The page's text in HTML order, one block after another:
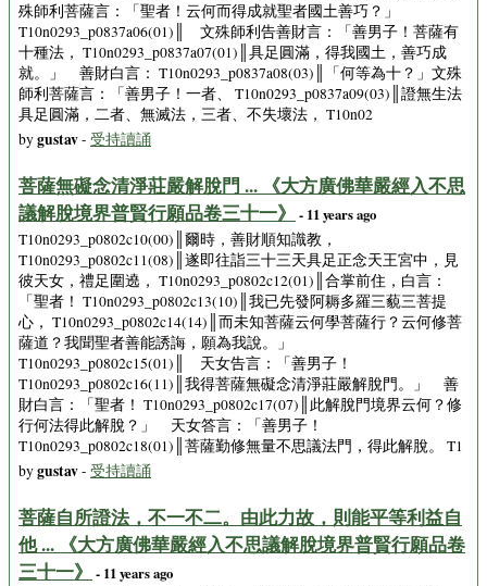
殊師利菩薩言：「聖者！云何而得成就聖者國土善巧？」
T10n0293_p0837a06(01)║ 文殊師利告善財言：「善男子！菩薩有
十種法， T10n0293_p0837a07(01)║具足圓滿，得我國土，善巧成
就。」 善財白言： T10n0293_p0837a08(03)║「何等為十？」文殊
師利菩薩言：「善男子！一者、 T10n0293_p0837a09(03)║證無生法
具足圓滿，二者、無滅法，三者、不失壞法， T10n02
bygustav- 受持讀誦
菩薩無礙念清淨莊嚴解脫門 ... 《大方廣佛華嚴經入不思
議解脫境界普賢行願品卷三十一》
- 11 years ago
T10n0293_p0802c10(00)║爾時，善財順知識教，
T10n0293_p0802c11(08)║遂即往詣三十三天具足正念天王宮中，見
彼天女，禮足圍遶， T10n0293_p0802c12(01)║合掌前住，白言：
「聖者！ T10n0293_p0802c13(10)║我已先發阿耨多羅三藐三菩提
心， T10n0293_p0802c14(14)║而未知菩薩云何學菩薩行？云何修菩
薩道？我聞聖者善能誘誨，願為我說。」
T10n0293_p0802c15(01)║ 天女告言：「善男子！
T10n0293_p0802c16(11)║我得菩薩無礙念清淨莊嚴解脫門。」 善
財白言：「聖者！ T10n0293_p0802c17(07)║此解脫門境界云何？修
行何法得此解脫？」 天女答言：「善男子！
T10n0293_p0802c18(01)║菩薩勤修無量不思議法門，得此解脫。 T1
bygustav- 受持讀誦
菩薩自所證法，不一不二。由此力故，則能平等利益自
他 ... 《大方廣佛華嚴經入不思議解脫境界普賢行願品卷
三十一》
- 11 years ago